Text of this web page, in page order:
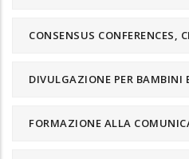
CONSENSUS CONFERENCES,
DIVULGAZIONE PER BAMBINI
FORMAZIONE ALLA